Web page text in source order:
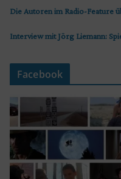
Die Autoren im Radio-Feature
Interview mit Jörg Liemann:
Facebook